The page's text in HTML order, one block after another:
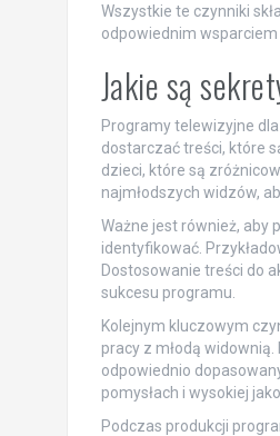
Wszystkie te czynniki
odpowiednim
Jakie są
Programy telewizyjne
dostarczać treści, które
dzieci, które są
najmłodszych widzów,
Ważne jest również, aby
identyfikować.
Dostosowanie treści do
sukcesu programu.
Kolejnym kluczowym
pracy z młodą
odpowiednio
pomysłach i wysokiej
Podczas produkcji